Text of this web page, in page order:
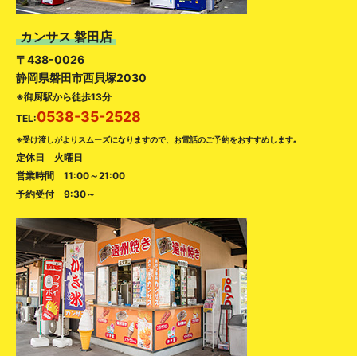
カンサス 磐田店
〒438-0026
静岡県磐田市西貝塚2030
※御厨駅から徒歩13分
TEL:0538-35-2528
※受け渡しがよりスムーズになりますので、お電話のご予約をおすすめします｡
定休日 火曜日
営業時間 11:00～21:00
予約受付 9:30～